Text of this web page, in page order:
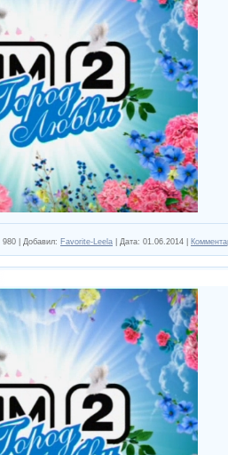
980 Добавил: Favorite-Leela Дата: 01.06.2014